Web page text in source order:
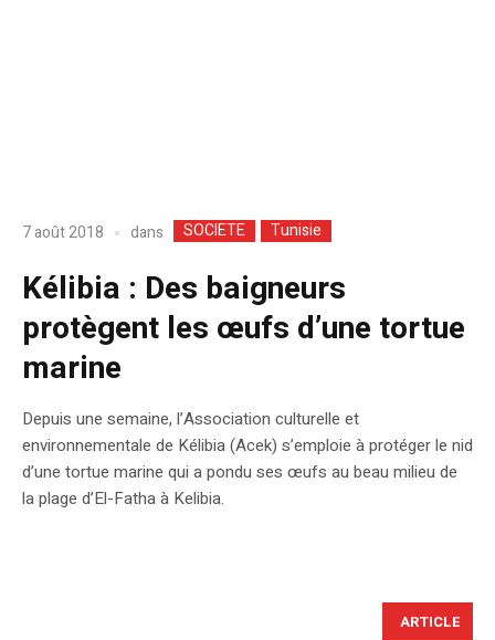
7 août 2018 dans SOCIETE Tunisie
Kélibia : Des baigneurs
protègent les œufs d’une tortue
marine
Depuis une semaine, l’Association culturelle et
environnementale de Kélibia (Acek) s’emploie à protéger le nid
d’une tortue marine qui a pondu ses œufs au beau milieu de
la plage d’El-Fatha à Kelibia.
ARTICLE